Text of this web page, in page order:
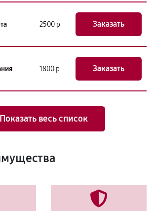
2500 р Заказать
1800 р Заказать
Показать весь список